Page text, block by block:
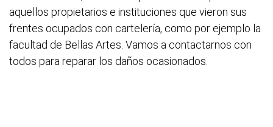
aquellos propietarios e instituciones que vieron sus
frentes ocupados con cartelería, como por ejemplo la
facultad de Bellas Artes. Vamos a contactarnos con
todos para reparar los daños ocasionados.